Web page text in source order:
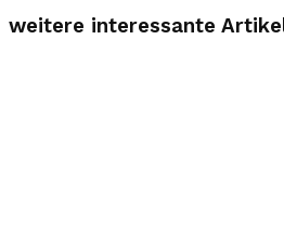
weitere interessante